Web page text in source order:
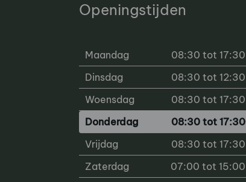
Openingstijden
Maandag
08:30 tot 17:30
Dinsdag
08:30 tot 12:30
Woensdag
08:30 tot 17:30
Donderdag
08:30 tot 17:30
Vrijdag
08:30 tot 17:30
Zaterdag
07:00 tot 15:00